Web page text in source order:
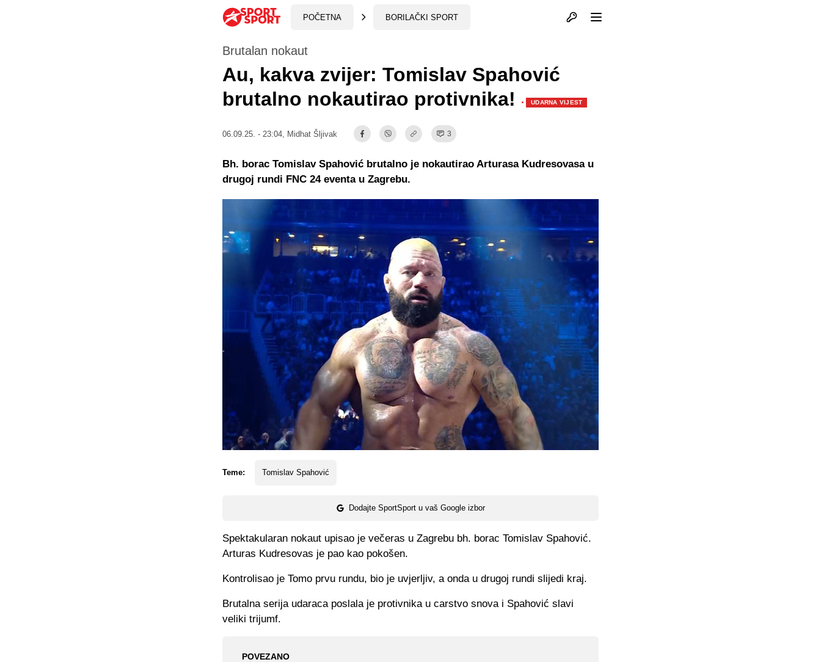
POČETNA BORILAČKI SPORT Otvori profil
Brutalan nokaut
Au, kakva zvijer: Tomislav Spahović
brutalno nokautirao protivnika!
· UDARNA VIJEST
06.09.25. - 23:04, Midhat Šljivak 3
Teme: Tomislav Spahović
Dodajte SportSport u vaš Google izbor
Bh. borac Tomislav Spahović brutalno je nokautirao Arturasa Kudresovasa u
drugoj rundi FNC 24 eventa u Zagrebu.
Spektakularan nokaut upisao je večeras u Zagrebu bh. borac Tomislav Spahović.
Arturas Kudresovas je pao kao pokošen.
Kontrolisao je Tomo prvu rundu, bio je uvjerljiv, a onda u drugoj rundi slijedi kraj.
Brutalna serija udaraca poslala je protivnika u carstvo snova i Spahović slavi
veliki trijumf.
POVEZANO